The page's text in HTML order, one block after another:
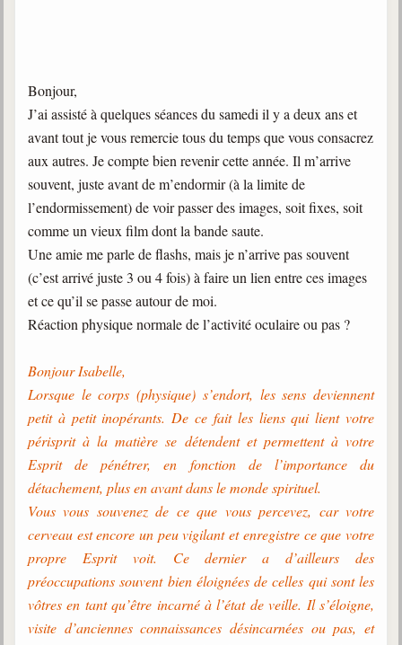
Maximes
Enregistrements
séance d'aide spirituelle
Diaporamas
Enseignement
Cours dispensés au Centre
L'Agora
Posez-nous des questions
Consultez les réponses
Posez votre question
Galerie
Photos et vidéoscope
Galerie photos
Vidéoscope
Les Illustrés
Bonjour,
J’ai assisté à quelques séances du samedi il y a deux ans et
avant tout je vous remercie tous du temps que vous consacrez
aux autres. Je compte bien revenir cette année. Il m’arrive
souvent, juste avant de m’endormir (à la limite de
l’endormissement) de voir passer des images, soit fixes, soit
comme un vieux film dont la bande saute.
Une amie me parle de flashs, mais je n’arrive pas souvent
(c’est arrivé juste 3 ou 4 fois) à faire un lien entre ces images
et ce qu’il se passe autour de moi.
Réaction physique normale de l’activité oculaire ou pas ?
Bonjour Isabelle,
Lorsque le corps (physique) s’endort, les sens deviennent
petit à petit inopérants. De ce fait les liens qui lient votre
périsprit à la matière se détendent et permettent à votre
Esprit de pénétrer, en fonction de l’importance du
détachement, plus en avant dans le monde spirituel.
Vous vous souvenez de ce que vous percevez, car votre
cerveau est encore un peu vigilant et enregistre ce que votre
propre Esprit voit. Ce dernier a d’ailleurs des
préoccupations souvent bien éloignées de celles qui sont les
vôtres en tant qu’être incarné à l’état de veille. Il s’éloigne,
visite d’anciennes connaissances désincarnées ou pas, et